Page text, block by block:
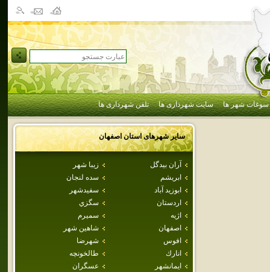
سوغات شهر ها سایت شهرداری ها تلفن شهرداری ها
سایر شهرهای استاناصفهان
آران بيدگل
زيبا شهر
ابريشم
سده لنجان
ابوزيد آباد
سفيدشهر
اردستان
سگزي
اژيه
سميرم
اصفهان
شاهين شهر
افوس
شهرضا
انارك
طالخونچه
ايمانشهر
عسگران